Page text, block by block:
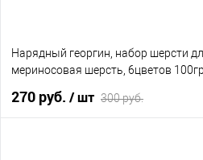
Нарядный георгин, набор шерсти
мериносовая шерсть, 6цветов
270 руб. / шт 300 руб.